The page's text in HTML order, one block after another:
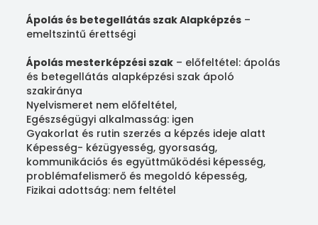
Ápolás és betegellátás szak Alapképzés –
emeltszintű érettségi
Ápolás mesterképzési szak – előfeltétel: ápolás
és betegellátás alapképzési szak ápoló
szakiránya
Nyelvismeret nem előfeltétel,
Egészségügyi alkalmasság: igen
Gyakorlat és rutin szerzés a képzés ideje alatt
Képesség- kézügyesség, gyorsaság,
kommunikációs és együttműködési képesség,
problémafelismerő és megoldó képesség,
Fizikai adottság: nem feltétel